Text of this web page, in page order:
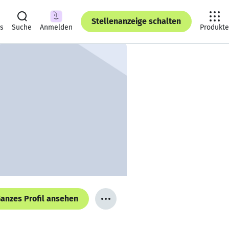
Suche Anmelden
Stellenanzeige schalten
Produkte
Profil ansehen